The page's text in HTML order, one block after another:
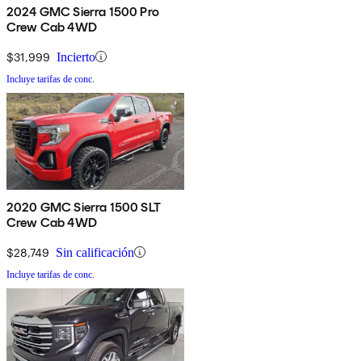
2024 GMC Sierra 1500 Pro
Crew Cab 4WD
$31,999 Incierto
Incluye tarifas de conc.
2020 GMC Sierra 1500 SLT
Crew Cab 4WD
$28,749 Sin calificación
Incluye tarifas de conc.